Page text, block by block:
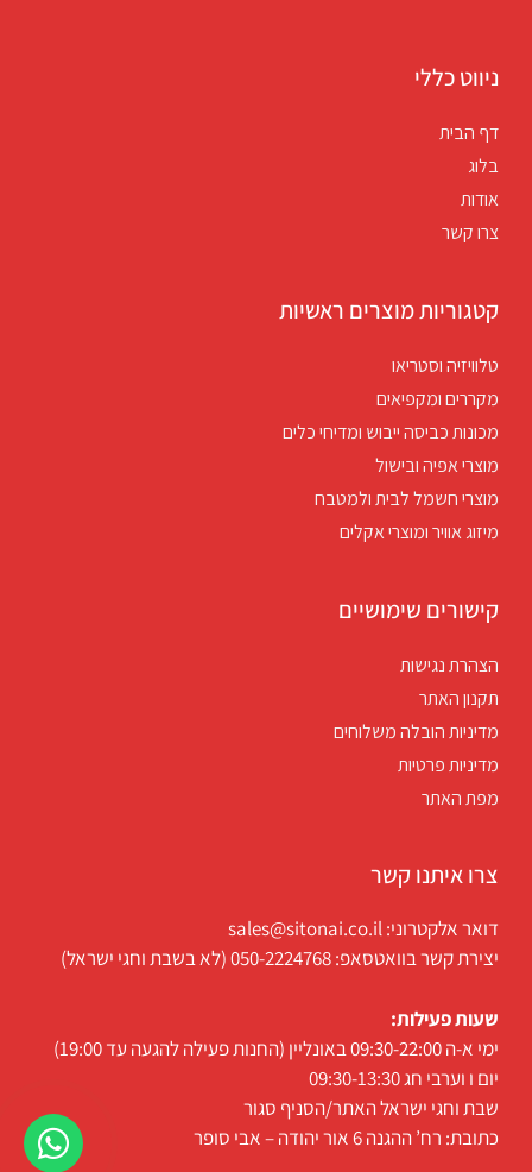
ניווט כללי
דף הבית
בלוג
אודות
צרו קשר
קטגוריות מוצרים ראשיות
טלוויזיה וסטריאו
מקררים ומקפיאים
מכונות כביסה ייבוש ומדיחי כלים
מוצרי אפיה ובישול
מוצרי חשמל לבית ולמטבח
מיזוג אוויר ומוצרי אקלים
קישורים שימושיים
הצהרת נגישות
תקנון האתר
מדיניות הובלה משלוחים
מדיניות פרטיות
מפת האתר
צרו איתנו קשר
דואר אלקטרוני: sales@sitonai.co.il
יצירת קשר בוואטסאפ: 050-2224768 (לא בשבת וחגי ישראל)
שעות פעילות:
ימי א-ה 09:30-22:00 באונליין (החנות פעילה להגעה עד 19:00)
יום ו וערבי חג 09:30-13:30
שבת וחגי ישראל האתר/הסניף סגור
כתובת: רח’ ההגנה 6 אור יהודה – אבי סופר